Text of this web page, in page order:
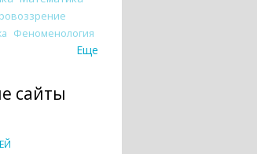
Феноменология
Еще
сайты